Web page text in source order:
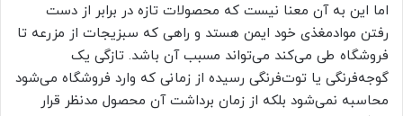
اما این به آن معنا نیست که محصولات تازه در برابر از دست
رفتن موادمغذی خود ایمن هستد و راهی که سبزیجات از مزرعه تا
فروشگاه طی می‌کند می‌تواند مسبب آن باشد. تازگی یک
گوجه‌فرنگی یا توت‌فرنگی رسیده از زمانی که وارد فروشگاه می‌شود
محاسبه نمی‌شود بلکه از زمان برداشت آن محصول مدنظر قرار